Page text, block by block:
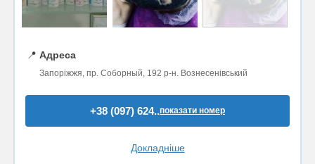
📍 Адреса
Запоріжжя, пр. Соборный, 192 р-н. Вознесенівський
+38 (097) 624..показати номер
Докладніше